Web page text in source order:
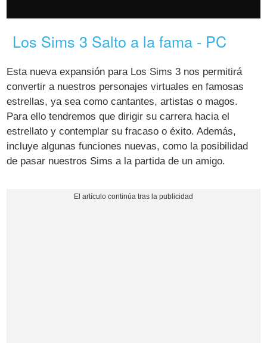
Los Sims 3 Salto a la fama - PC
Esta nueva expansión para Los Sims 3 nos permitirá
convertir a nuestros personajes virtuales en famosas
estrellas, ya sea como cantantes, artistas o magos.
Para ello tendremos que dirigir su carrera hacia el
estrellato y contemplar su fracaso o éxito. Además,
incluye algunas funciones nuevas, como la posibilidad
de pasar nuestros Sims a la partida de un amigo.